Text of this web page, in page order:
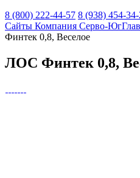
8 (800) 222-44-57 8 (938) 454-34-
Сайты Компания Серво-Юг
Финтек 0,8, Веселое
ЛОС Финтек 0,8,